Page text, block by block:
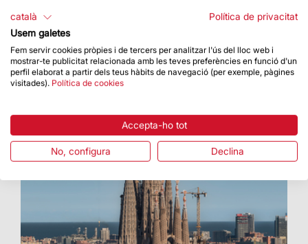
au plein air» forma part dels actes de
commemoració per la finalització de les torres
dels Evangelistes
català
Política de privacitat
Usem galetes
Fem servir cookies pròpies i de tercers per analitzar l'ús del lloc web i
mostrar-te publicitat relacionada amb les teves preferències en funció d'un
perfil elaborat a partir dels teus hàbits de navegació (per exemple, pàgines
visitades). Política de cookies
Accepta-ho tot
No, configura Declina